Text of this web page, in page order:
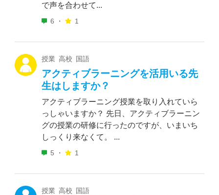
で声を合わせて...
6 ・ 1
授業 高校 国語
アクティブラーニングを活用いる先
生はしますか？
アクティブラーニング授業を取り入れていら
っしゃいますか？ 先日、アクティブラーニン
グの授業の研修に行ったのですが、いまいち
しっくり来なくて。 ...
5 ・ 1
授業 高校 国語